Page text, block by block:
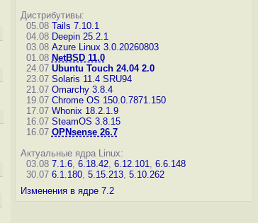
Дистрибутивы:
05.08 Tails 7.10.1
04.08 Deepin 25.2.1
03.08 Azure Linux 3.0.20260803
01.08 NetBSD 11.0
24.07 Ubuntu Touch 24.04 2.0
23.07 Solaris 11.4 SRU94
21.07 Omarchy 3.8.4
19.07 Chrome OS 150.0.7871.150
17.07 Whonix 18.2.1.9
16.07 SteamOS 3.8.15
16.07 OPNsense 26.7
Актуальные ядра Linux:
03.08 7.1.6, 6.18.42, 6.12.101, 6.6.148
30.07 6.1.180, 5.15.213, 5.10.262
Изменения в ядре 7.2